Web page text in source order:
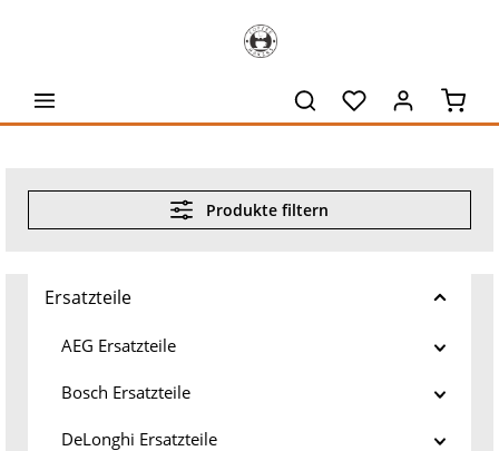
Produkte filtern
Ersatzteile
AEG Ersatzteile
Bosch Ersatzteile
DeLonghi Ersatzteile